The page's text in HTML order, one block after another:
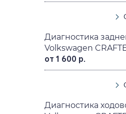
Диагностика
Volkswagen
от 1 600 р.
Диагностика